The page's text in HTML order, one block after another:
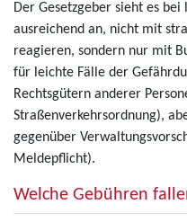
Der Gesetzgeber sieht es
ausreichend an, nicht mit
reagieren, sondern nur mit
für leichte Fälle der
Rechtsgütern anderer
Straßenverkehrsordnung),
gegenüber
Meldepflicht).
Welche Gebühren